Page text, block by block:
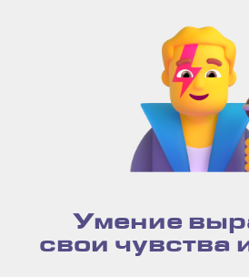
Умение
свои чувства